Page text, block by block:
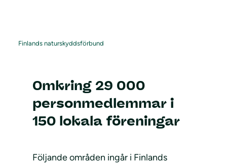
Finlands naturskyddsförbund
Omkring 29 000
personmedlemmar i
150 lokala föreningar
Följande områden ingår i Finlands